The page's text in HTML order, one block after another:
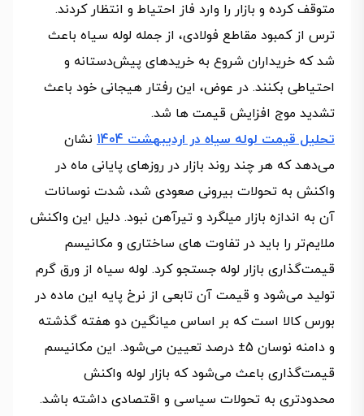
متوقف کرده و بازار را وارد فاز احتیاط و انتظار کردند.
ترس از کمبود مقاطع فولادی، از جمله لوله سیاه باعث
شد که خریداران شروع به خریدهای پیش‌دستانه و
احتیاطی بکنند. در عوض، این رفتار هیجانی خود باعث
تشدید موج افزایش قیمت ها شد.
تحلیل قیمت لوله سیاه در اردیبهشت 1404
نشان
می‌دهد که هر چند روند بازار در روزهای پایانی ماه در
واکنش به تحولات بیرونی صعودی شد، شدت نوسانات
آن به اندازه بازار میلگرد و تیرآهن نبود. دلیل این واکنش
ملایم‌تر را باید در تفاوت های ساختاری و مکانیسم
قیمت‌گذاری بازار لوله جستجو کرد. لوله سیاه از ورق گرم
تولید می‌شود و قیمت آن تابعی از نرخ پایه این ماده در
بورس کالا است که بر اساس میانگین دو هفته گذشته
و دامنه نوسان 5± درصد تعیین می‌شود. این مکانیسم
قیمت‌گذاری باعث می‌شود که بازار لوله واکنش
محدودتری به تحولات سیاسی و اقتصادی داشته باشد.